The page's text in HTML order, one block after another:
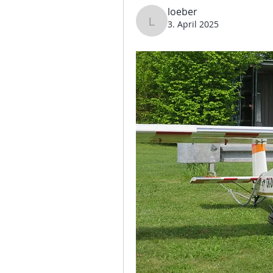
loeber
loeber
3. April 2025